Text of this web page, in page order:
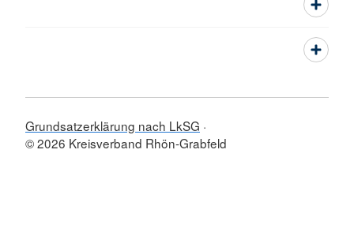
Grundsatzerklärung nach LkSG
© 2026 Kreisverband Rhön-Grabfeld